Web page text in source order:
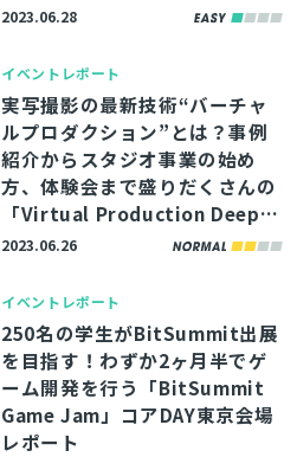
2023.06.28
イベントレポート
実写撮影の最新技術“バーチャ
ルプロダクション”とは？事例
紹介からスタジオ事業の始め
方、体験会まで盛りだくさんの
「Virtual Production Deep D
ive 2023」レポート
2023.06.26
イベントレポート
250名の学生がBitSummit出展
を目指す！わずか2ヶ月半でゲ
ーム開発を行う「BitSummit
Game Jam」コアDAY東京会場
レポート